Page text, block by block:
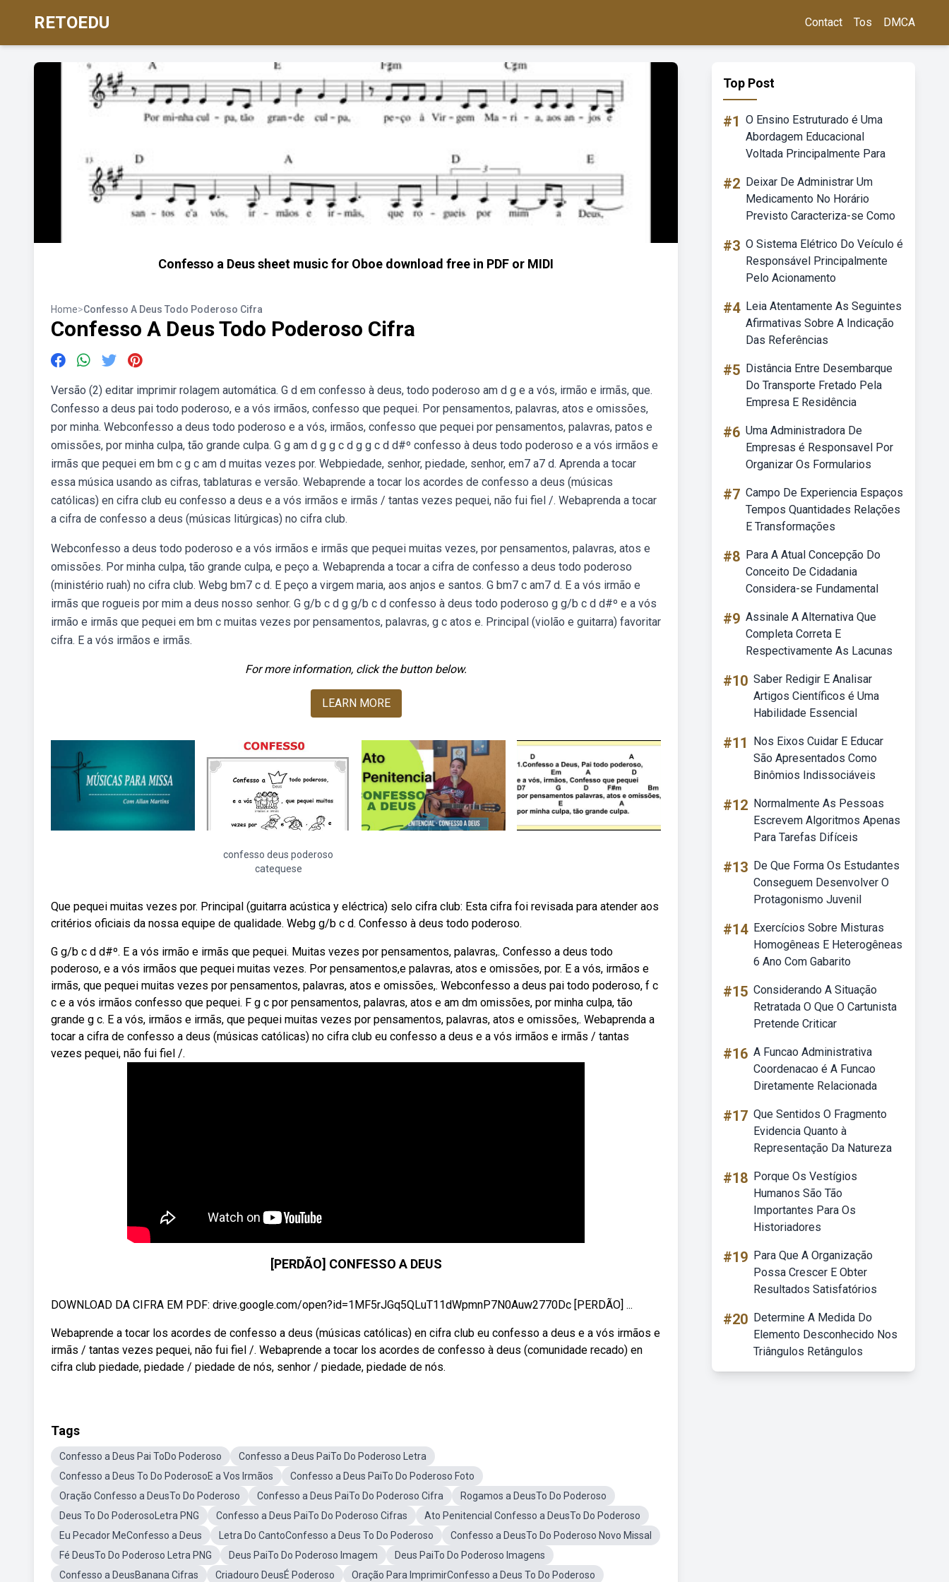
RETOEDU Contact Tos DMCA
Confesso a Deus sheet music for Oboe download free in PDF or MIDI
Home>Confesso A Deus Todo Poderoso Cifra
Confesso A Deus Todo Poderoso Cifra
Versão (2) editar imprimir rolagem automática. G d em confesso à deus, todo poderoso am d g e a vós, irmão e irmãs, que.
Confesso a deus pai todo poderoso, e a vós irmãos, confesso que pequei. Por pensamentos, palavras, atos e omissões,
por minha. Webconfesso a deus todo poderoso e a vós, irmãos, confesso que pequei por pensamentos, palavras, patos e
omissões, por minha culpa, tão grande culpa. G g am d g g c d g g c d d#º confesso à deus todo poderoso e a vós irmãos e
irmãs que pequei em bm c g c am d muitas vezes por. Webpiedade, senhor, piedade, senhor, em7 a7 d. Aprenda a tocar
essa música usando as cifras, tablaturas e versão. Webaprende a tocar los acordes de confesso a deus (músicas
católicas) en cifra club eu confesso a deus e a vós irmãos e irmãs / tantas vezes pequei, não fui fiel /. Webaprenda a tocar
a cifra de confesso a deus (músicas litúrgicas) no cifra club.
Webconfesso a deus todo poderoso e a vós irmãos e irmãs que pequei muitas vezes, por pensamentos, palavras, atos e
omissões. Por minha culpa, tão grande culpa, e peço a. Webaprenda a tocar a cifra de confesso a deus todo poderoso
(ministério ruah) no cifra club. Webg bm7 c d. E peço a virgem maria, aos anjos e santos. G bm7 c am7 d. E a vós irmão e
irmãs que rogueis por mim a deus nosso senhor. G g/b c d g g/b c d confesso à deus todo poderoso g g/b c d d#º e a vós
irmão e irmãs que pequei em bm c muitas vezes por pensamentos, palavras, g c atos e. Principal (violão e guitarra) favoritar
cifra. E a vós irmãos e irmãs.
For more information, click the button below.
LEARN MORE
confesso deus poderoso
catequese
Que pequei muitas vezes por. Principal (guitarra acústica y eléctrica) selo cifra club: Esta cifra foi revisada para atender aos
critérios oficiais da nossa equipe de qualidade. Webg g/b c d. Confesso à deus todo poderoso.
G g/b c d d#º. E a vós irmão e irmãs que pequei. Muitas vezes por pensamentos, palavras,. Confesso a deus todo
poderoso, e a vós irmãos que pequei muitas vezes. Por pensamentos,e palavras, atos e omissões, por. E a vós, irmãos e
irmãs, que pequei muitas vezes por pensamentos, palavras, atos e omissões,. Webconfesso a deus pai todo poderoso, f c
c e a vós irmãos confesso que pequei. F g c por pensamentos, palavras, atos e am dm omissões, por minha culpa, tão
grande g c. E a vós, irmãos e irmãs, que pequei muitas vezes por pensamentos, palavras, atos e omissões,. Webaprenda a
tocar a cifra de confesso a deus (músicas católicas) no cifra club eu confesso a deus e a vós irmãos e irmãs / tantas
vezes pequei, não fui fiel /.
[PERDÃO] CONFESSO A DEUS
DOWNLOAD DA CIFRA EM PDF: drive.google.com/open?id=1MF5rJGq5QLuT11dWpmnP7N0Auw2770Dc [PERDÃO] ...
Webaprende a tocar los acordes de confesso a deus (músicas católicas) en cifra club eu confesso a deus e a vós irmãos e
irmãs / tantas vezes pequei, não fui fiel /. Webaprende a tocar los acordes de confesso à deus (comunidade recado) en
cifra club piedade, piedade / piedade de nós, senhor / piedade, piedade de nós.
Tags
Confesso a Deus Pai ToDo Poderoso
Confesso a Deus PaiTo Do Poderoso Letra
Confesso a Deus To Do PoderosoE a Vos Irmãos
Confesso a Deus PaiTo Do Poderoso Foto
Oração Confesso a DeusTo Do Poderoso
Confesso a Deus PaiTo Do Poderoso Cifra
Rogamos a DeusTo Do Poderoso
Deus To Do PoderosoLetra PNG
Confesso a Deus PaiTo Do Poderoso Cifras
Ato Penitencial Confesso a DeusTo Do Poderoso
Eu Pecador MeConfesso a Deus
Letra Do CantoConfesso a Deus To Do Poderoso
Confesso a DeusTo Do Poderoso Novo Missal
Fé DeusTo Do Poderoso Letra PNG
Deus PaiTo Do Poderoso Imagem
Deus PaiTo Do Poderoso Imagens
Confesso a DeusBanana Cifras
Criadouro DeusÉ Poderoso Oração Para ImprimirConfesso a Deus To Do Poderoso
Top Post
#1 O Ensino Estruturado é Uma
Abordagem Educacional
Voltada Principalmente Para
#2 Deixar De Administrar Um
Medicamento No Horário
Previsto Caracteriza-se Como
#3 O Sistema Elétrico Do Veículo é
Responsável Principalmente
Pelo Acionamento
#4 Leia Atentamente As Seguintes
Afirmativas Sobre A Indicação
Das Referências
#5 Distância Entre Desembarque
Do Transporte Fretado Pela
Empresa E Residência
#6 Uma Administradora De
Empresas é Responsavel Por
Organizar Os Formularios
#7 Campo De Experiencia Espaços
Tempos Quantidades Relações
E Transformações
#8 Para A Atual Concepção Do
Conceito De Cidadania
Considera-se Fundamental
#9 Assinale A Alternativa Que
Completa Correta E
Respectivamente As Lacunas
#10 Saber Redigir E Analisar
Artigos Científicos é Uma
Habilidade Essencial
#11
Nos Eixos Cuidar E Educar
São Apresentados Como
Binômios Indissociáveis
#12 Normalmente As Pessoas
Escrevem Algoritmos Apenas
Para Tarefas Difíceis
#13 De Que Forma Os Estudantes
Conseguem Desenvolver O
Protagonismo Juvenil
#14 Exercícios Sobre Misturas
Homogêneas E Heterogêneas
6 Ano Com Gabarito
#15 Considerando A Situação
Retratada O Que O Cartunista
Pretende Criticar
#16 A Funcao Administrativa
Coordenacao é A Funcao
Diretamente Relacionada
#17 Que Sentidos O Fragmento
Evidencia Quanto à
Representação Da Natureza
#18 Porque Os Vestígios
Humanos São Tão
Importantes Para Os
Historiadores
#19 Para Que A Organização
Possa Crescer E Obter
Resultados Satisfatórios
#20 Determine A Medida Do
Elemento Desconhecido Nos
Triângulos Retângulos